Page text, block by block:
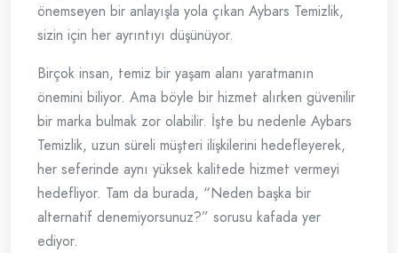
önemseyen bir anlayışla yola çıkan Aybars Temizlik,
sizin için her ayrıntıyı düşünüyor.
Birçok insan, temiz bir yaşam alanı yaratmanın
önemini biliyor. Ama böyle bir hizmet alırken güvenilir
bir marka bulmak zor olabilir. İşte bu nedenle Aybars
Temizlik, uzun süreli müşteri ilişkilerini hedefleyerek,
her seferinde aynı yüksek kalitede hizmet vermeyi
hedefliyor. Tam da burada, “Neden başka bir
alternatif denemiyorsunuz?” sorusu kafada yer
ediyor.